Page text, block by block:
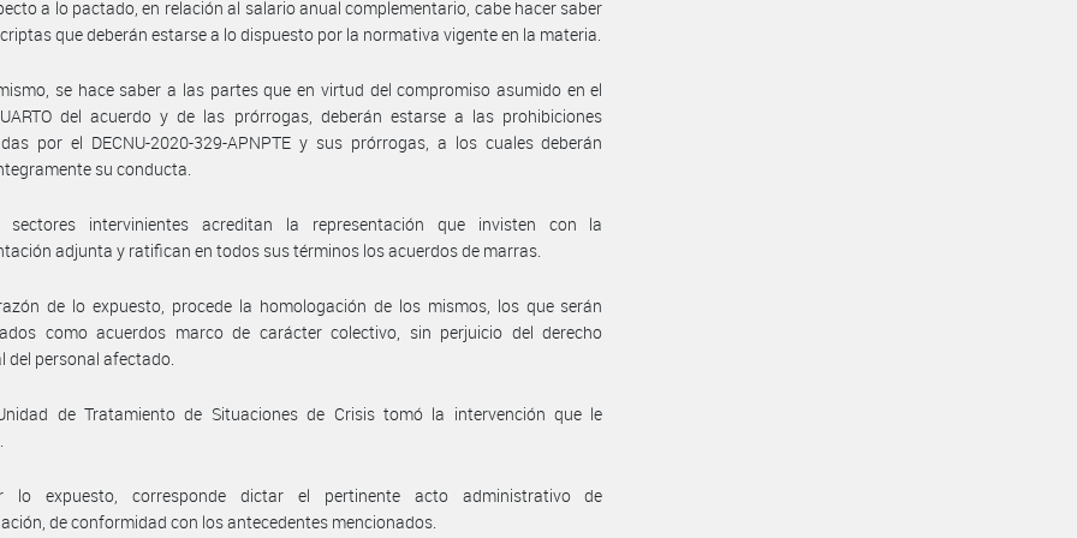
a lo pactado, en relación al salario anual complementario, cabe hacer saber
que deberán estarse a lo dispuesto por la normativa vigente en la materia.
se hace saber a las partes que en virtud del compromiso asumido en el
del acuerdo y de las prórrogas, deberán estarse a las prohibiciones
por el DECNU-2020-329-APNPTE y sus prórrogas, a los cuales deberán
su conducta.
sectores intervinientes acreditan la representación que invisten con la
adjunta y ratifican en todos sus términos los acuerdos de marras.
de lo expuesto, procede la homologación de los mismos, los que serán
como acuerdos marco de carácter colectivo, sin perjuicio del derecho
del personal afectado.
de Tratamiento de Situaciones de Crisis tomó la intervención que le
lo expuesto, corresponde dictar el pertinente acto administrativo de
de conformidad con los antecedentes mencionados.